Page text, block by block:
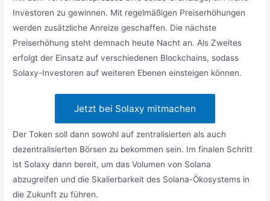
Investoren zu gewinnen. Mit regelmäßigen Preiserhöhungen
werden zusätzliche Anreize geschaffen. Die nächste
Preiserhöhung steht demnach heute Nacht an. Als Zweites
erfolgt der Einsatz auf verschiedenen Blockchains, sodass
Solaxy-Investoren auf weiteren Ebenen einsteigen können.
Jetzt bei Solaxy mitmachen
Der Token soll dann sowohl auf zentralisierten als auch
dezentralisierten Börsen zu bekommen sein. Im finalen Schritt
ist Solaxy dann bereit, um das Volumen von Solana
abzugreifen und die Skalierbarkeit des Solana-Ökosystems in
die Zukunft zu führen.